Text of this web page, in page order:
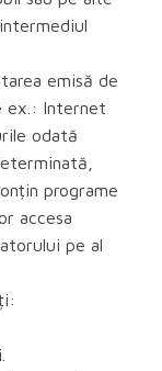
emisă de
ex.: Internet
odată
programe
accesa
pe al